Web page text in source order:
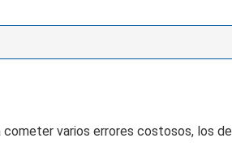
cometer varios errores costosos, los de